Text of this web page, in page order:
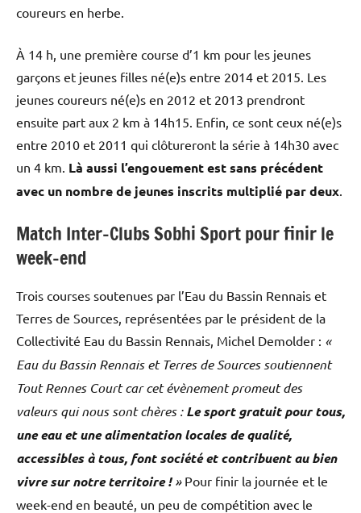
coureurs en herbe.
À 14 h, une première course d’1 km pour les jeunes
garçons et jeunes filles né(e)s entre 2014 et 2015. Les
jeunes coureurs né(e)s en 2012 et 2013 prendront
ensuite part aux 2 km à 14h15. Enfin, ce sont ceux né(e)s
entre 2010 et 2011 qui clôtureront la série à 14h30 avec
un 4 km. Là aussi l’engouement est sans précédent
avec un nombre de jeunes inscrits multiplié par deux.
Match Inter-Clubs Sobhi Sport pour finir le
week-end
Trois courses soutenues par l’Eau du Bassin Rennais et
Terres de Sources, représentées par le président de la
Collectivité Eau du Bassin Rennais, Michel Demolder : «
Eau du Bassin Rennais et Terres de Sources soutiennent
Tout Rennes Court car cet évènement promeut des
valeurs qui nous sont chères :Le sport gratuit pour tous,
une eau et une alimentation locales de qualité,
accessibles à tous, font société et contribuent au bien
vivre sur notre territoire !»Pour finir la journée et le
week-end en beauté, un peu de compétition avec le